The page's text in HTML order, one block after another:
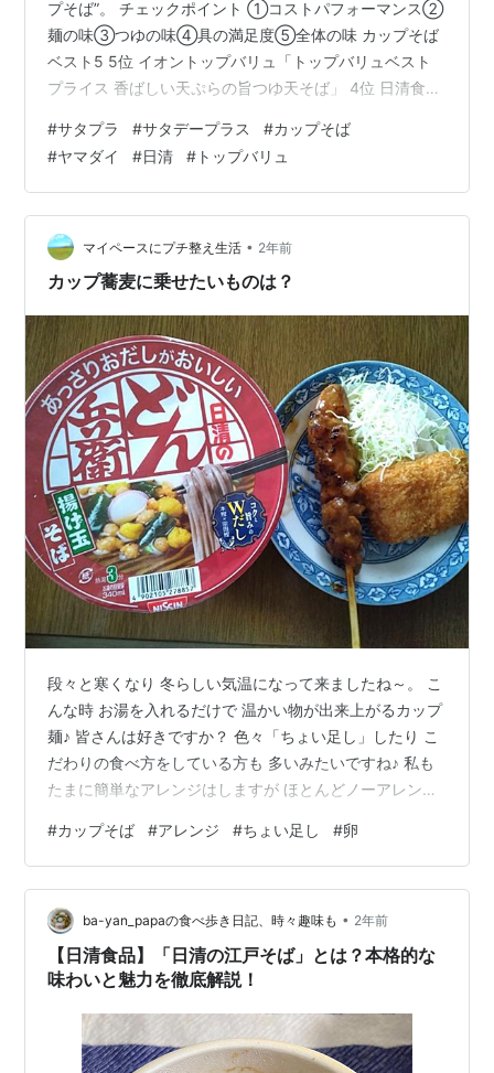
プそば”。 チェックポイント ①コストパフォーマンス②
麺の味③つゆの味④具の満足度⑤全体の味 カップそば
ベスト5 5位 イオントップバリュ「トップバリュベスト
プライス 香ばしい天ぷらの旨つゆ天そば」 4位 日清食品
兵衛 天ぷらそば」 2位 日清食品「日清の最強どん兵衛 か
き揚げそば」 1位 ヤマダイ「ニュータッチ 凄麺 そばの逸
品 鴨だしそば」 カップそば ベスト5 5位 イオントップバ
リュ「トップバリュベストプライス 香ばしい天ぷらの旨
つゆ天そば」 えびかき揚げにコク深い鰹つゆをし…
#サタプラ #サタデープラス #カップそば
#ヤマダイ #日清 # トップバリュ
マイペースにプチ整え生活 • 2年前
カップ蕎麦に乗せたいものは？
段々と寒くなり 冬らしい気温になって来ましたね～。 こ
んな時 お湯を入れるだけで 温かい物が出来上がるカップ
麺♪ 皆さんは好きですか？ 色々「ちょい足し」したり こ
だわりの食べ方をしている方も 多いみたいですね♪ 私も
たまに簡単なアレンジはしますが ほとんどノーアレンジ
ば」と言う物を知り そのうちカップそばでやってみたい
なと 思っていました。 ・・・が！！ ちょうど余り物で
「エビカツ」と「焼き鳥」があったので まずはこれを乗
せてみることに♪ よく食べるのは こちらの 「どん兵衛」
のカップそばです。 定番の後乗せサクサク「天ぷらそ
ば」や 「鴨…
#カップそば #アレンジ #ちょい足し #卵
ba-yan_papaの食べ歩き日記、時々趣味も • 2年前
【日清食品】「日清の江戸そば」とは？本格的な
味わいと魅力を徹底解説！